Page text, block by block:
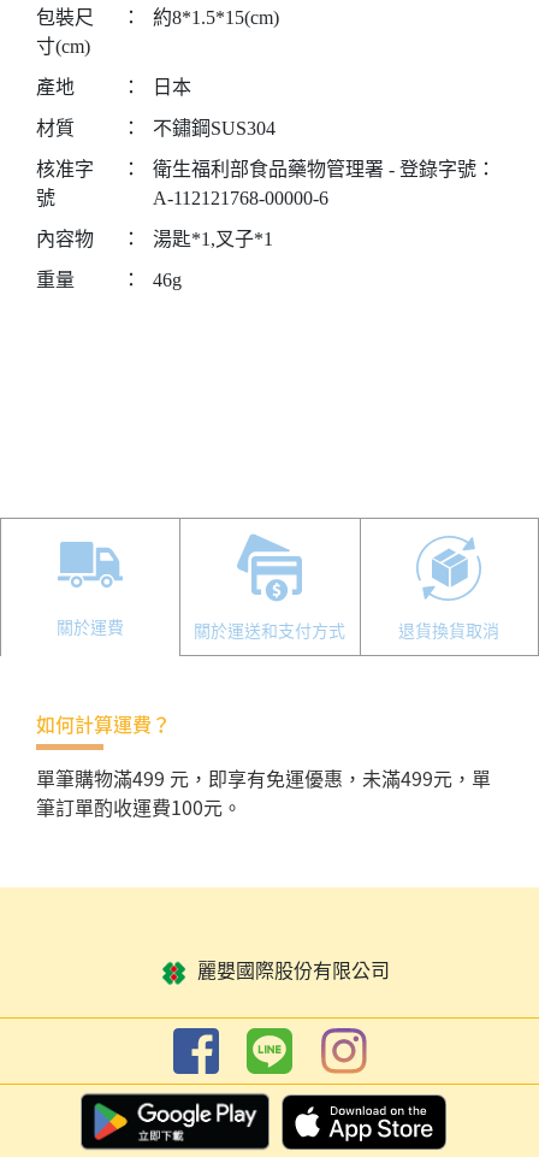
包裝尺
寸(cm)
： 約8*1.5*15(cm)
產地 ：
日本
材質
：
不鏽鋼SUS304
核准字
號
：
衛生福利部食品藥物管理署 - 登錄字號：
A-112121768-00000-6
內容物
：
湯匙*1,叉子*1
重量
： 46g
關於運費 關於運送和支付方式 退貨換貨取消
如何計算運費？
單筆購物滿499 元，即享有免運優惠，未滿499元，單
筆訂單酌收運費100元。
麗嬰國際股份有限公司